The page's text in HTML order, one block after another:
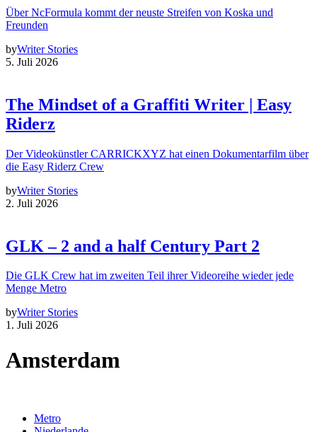
Über NcFormula kommt der neuste Streifen von Koska und
Freunden
byWriter Stories
5. Juli 2026
The Mindset of a Graffiti Writer | Easy
Riderz
Der Videokünstler CARRICKXYZ hat einen Dokumentarfilm über
die Easy Riderz Crew
byWriter Stories
2. Juli 2026
GLK – 2 and a half Century Part 2
Die GLK Crew hat im zweiten Teil ihrer Videoreihe wieder jede
Menge Metro
byWriter Stories
1. Juli 2026
Amsterdam
Metro